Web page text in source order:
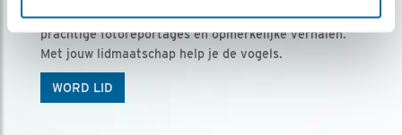
Vogels is het tijdschrift voor onze leden, met
prachtige fotoreportages en opmerkelijke verhalen.
Met jouw lidmaatschap help je de vogels.
WORD LID